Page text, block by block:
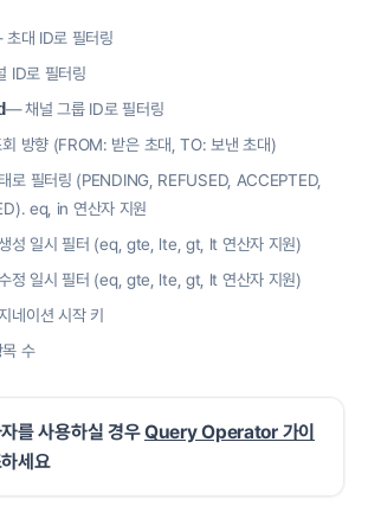
대 ID로 필터링
ID로 필터링
— 채널 그룹 ID로 필터링
방향 (FROM: 받은 초대, TO: 보낸 초대)
로 필터링 (PENDING, REFUSED, ACCEPTED,
eq, in 연산자 지원
성 일시 필터 (eq, gte, lte, gt, lt 연산자 지원)
정 일시 필터 (eq, gte, lte, gt, lt 연산자 지원)
네이션 시작 키
수
를 사용하실 경우Query Operator 가이
세요